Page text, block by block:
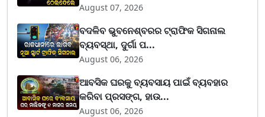
August 07, 2026
ବଦଳିବ ଭୁବନେଶ୍ବରର ଟ୍ରାଫିକ ସିଗନାଲ
ବ୍ୟବସ୍ଥା, ଦୁର୍ଗା ପ...
August 06, 2026
ଆବସିକ ଘରକୁ ବ୍ୟବସାୟ ପାଇଁ ବ୍ୟବହାର
କରିବା ପ୍ରସଙ୍ଗ, ହାଉ...
August 06, 2026